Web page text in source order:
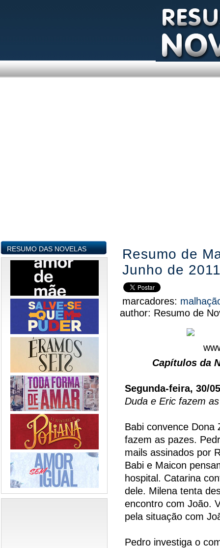
RESUMO DAS NOVELAS
Resumo de
Junho de
marcadores:
author: Resumo de
Capítulos da
Segunda-feira, 30/
Duda e Eric fazem
Babi convence Dona
fazem as pazes.
mails assinados por
Babi e Maicon
hospital. Catarina
dele. Milena tenta
encontro com João.
pela situação com
Pedro investiga o